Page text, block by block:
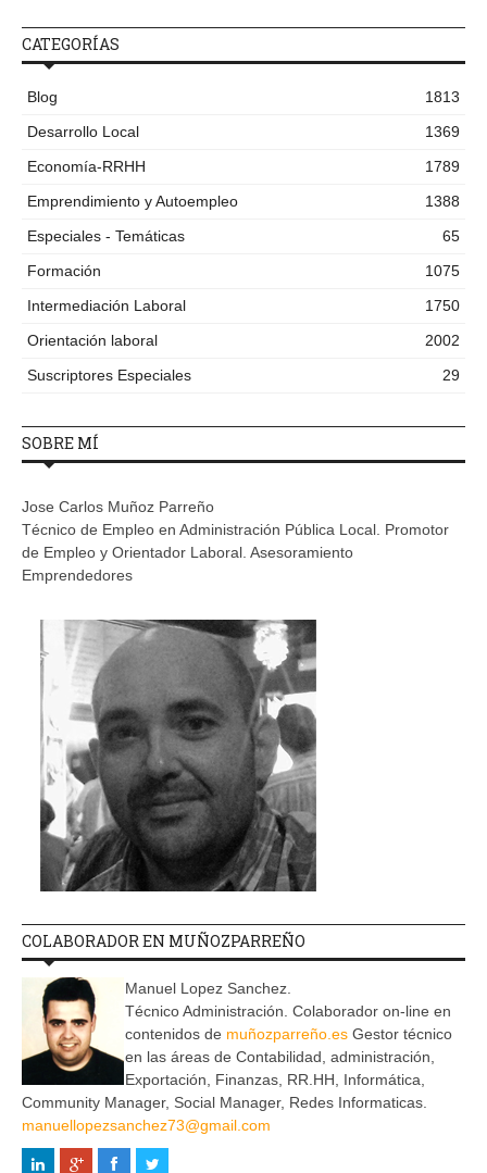
CATEGORÍAS
Blog
1813
Desarrollo Local
1369
Economía-RRHH
1789
Emprendimiento y Autoempleo
1388
Especiales - Temáticas
65
Formación
1075
Intermediación Laboral
1750
Orientación laboral
2002
Suscriptores Especiales
29
SOBRE MÍ
Jose Carlos Muñoz Parreño
Técnico de Empleo en Administración Pública Local. Promotor
de Empleo y Orientador Laboral. Asesoramiento
Emprendedores
COLABORADOR EN MUÑOZPARREÑO
Manuel Lopez Sanchez.
Técnico Administración. Colaborador on-line en
contenidos de muñozparreño.es Gestor técnico
en las áreas de Contabilidad, administración,
Exportación, Finanzas, RR.HH, Informática,
Community Manager, Social Manager, Redes Informaticas.
manuellopezsanchez73@gmail.com